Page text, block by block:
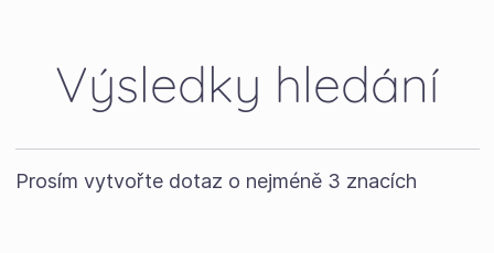
Výsledky hledání
Prosím vytvořte dotaz o nejméně 3 znacích